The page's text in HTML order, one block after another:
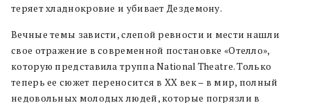
теряет хладнокровие и убивает Дездемону.
Вечные темы зависти, слепой ревности и мести нашли
свое отражение в современной постановке «Отелло»,
которую представила труппа National Theatre. Только
теперь ее сюжет переносится в XX век – в мир, полный
недовольных молодых людей, которые погрязли в